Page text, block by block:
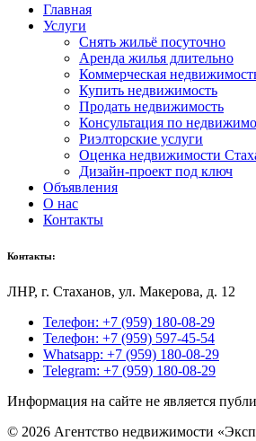
Главная
Услуги
Снять жильё посуточно
Аренда жилья длительно
Коммерческая
Купить недвижимость
Продать недвижимость
Консультация по
Риэлторские услуги
Оценка недвижимости
Дизайн-проект под ключ
Объявления
О нас
Контакты
Контакты:
ЛНР, г. Стаханов, ул. Макерова, д. 12
Телефон: +7 (959) 180-08-29
Телефон: +7 (959) 597-45-54
Whatsapp: +7 (959) 180-08-29
Telegram: +7 (959) 180-08-29
Информация на сайте не является
© 2026 Агентство недвижимости